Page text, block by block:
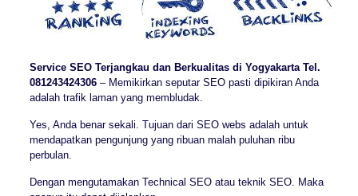
Service SEO Terjangkau dan Berkualitas di Yogyakarta Tel.
081243424306– Memikirkan seputar SEO pasti dipikiran Anda
adalah trafik laman yang membludak.
Yes, Anda benar sekali. Tujuan dari SEO webs adalah untuk
mendapatkan pengunjung yang ribuan malah puluhan ribu
perbulan.
Dengan mengutamakan Technical SEO atau teknik SEO. Maka